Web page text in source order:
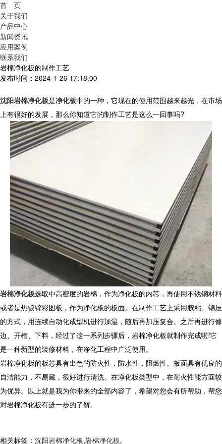
首 页
关于我们
产品中心
新闻资讯
应用案例
联系我们
岩棉净化板的制作工艺
发布时间：2024-1-26 17:18:00
沈阳岩棉净化板是净化板中的一种，它现在的使用范围越来越光，在市场
上有很好的发展，那么你知道它的制作工艺是这么一回事吗?
岩棉净化板选取中高密度的岩棉，作为净化板的内芯，再使用不锈钢材料
或者是热镀锌彩图板，作为净化板的板面。在制作工艺上采用胺粘、锦压
的方式，用连续自动化成型机进行加温，随后再加压复合。之后再进行修
边、开槽、下料，经过了这一系列步骤后，岩棉净化板就制作完成啦!它
是一种新型的装修材料，在净化工程中广泛使用。
岩棉净化板的板芯具有出色的防火性，防水性，阻燃性。板面具有优良的
自洁能力，不易藏，很好进行清洗。在净化板类型中，在耐火性能方面较
为优异。以上就是我为你带来的全部内容了，希望对您会有所帮助，帮您
对岩棉净化板有进一步的了解.
相关标签： 沈阳岩棉净化板,岩棉净化板,